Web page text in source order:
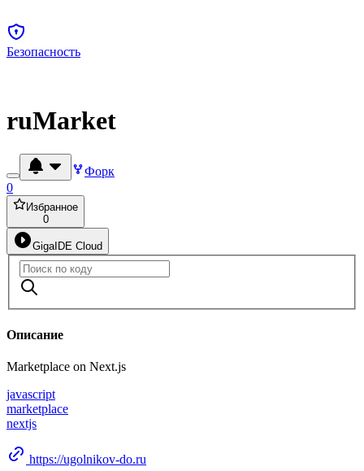
Безопасность
ruMarket
Форк
0
Избранное
0
GigaIDE Cloud
Описание
Marketplace on Next.js
javascript
marketplace
nextjs
https://ugolnikov-do.ru